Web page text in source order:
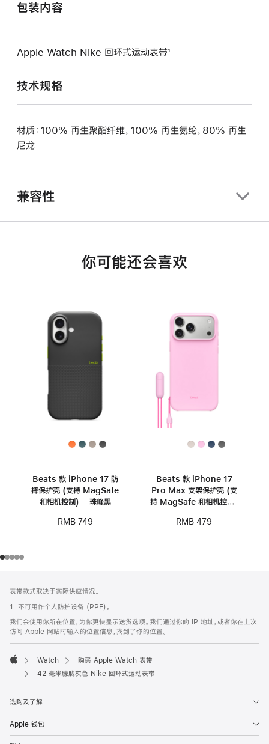
包装内容
Apple Watch Nike 回环式运动表带¹
技术规格
材质：100% 再生聚酯纤维，100% 再生氨纶，80% 再生
尼龙
兼容性
你可能还会喜欢
Beats 款 iPhone 17 防
摔保护壳 (支持 MagSafe
和相机控制) – 珠峰黑
RMB 749
Beats 款 iPhone 17
Pro Max 支架保护壳 (支
持 MagSafe 和相机控制)
RMB 479
页
页
脚
注
表带款式取决于实际供应情况。
1. 不可用作个人防护设备 (PPE)。
我们会使用你所在位置，为你更快显示送货选项。我们通过你的 IP 地址，或者你在上次
访问 Apple 网站时输入的位置信息，找到了你的位置。
Apple
Watch
购买 Apple Watch 表带
42 毫米朦胧灰色 Nike 回环式运动表带
选购及了解
Apple 钱包